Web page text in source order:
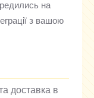
на
з вашою
доставка в